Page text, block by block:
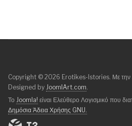
Copyright © 2026 Erotikes-Istories. Με την
Designed by JoomlArt.com
Το Joomla! είναι Ελεύθερο Λογισμικό που
Δημόσια Άδεια Χρήσης GNU.